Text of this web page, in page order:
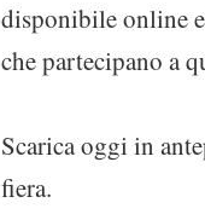
disponibile online
che partecipano a
Scarica oggi in
fiera.